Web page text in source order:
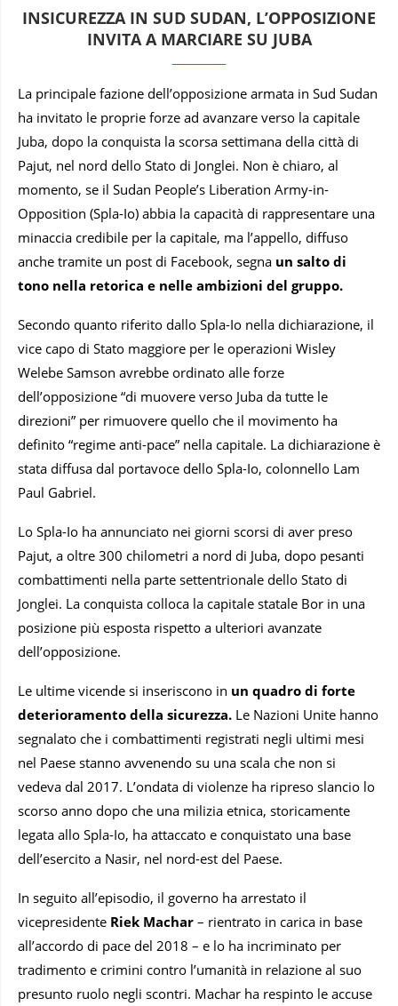
INSICUREZZA IN SUD SUDAN, L’OPPOSIZIONE
INVITA A MARCIARE SU JUBA
La principale fazione dell’opposizione armata in Sud Sudan
ha invitato le proprie forze ad avanzare verso la capitale
Juba, dopo la conquista la scorsa settimana della città di
Pajut, nel nord dello Stato di Jonglei. Non è chiaro, al
momento, se il Sudan People’s Liberation Army-in-
Opposition (Spla-Io) abbia la capacità di rappresentare una
minaccia credibile per la capitale, ma l’appello, diffuso
anche tramite un post di Facebook, segna un salto di
tono nella retorica e nelle ambizioni del gruppo.
Secondo quanto riferito dallo Spla-Io nella dichiarazione, il
vice capo di Stato maggiore per le operazioni Wisley
Welebe Samson avrebbe ordinato alle forze
dell’opposizione “di muovere verso Juba da tutte le
direzioni” per rimuovere quello che il movimento ha
definito “regime anti-pace” nella capitale. La dichiarazione è
stata diffusa dal portavoce dello Spla-Io, colonnello Lam
Paul Gabriel.
Lo Spla-Io ha annunciato nei giorni scorsi di aver preso
Pajut, a oltre 300 chilometri a nord di Juba, dopo pesanti
combattimenti nella parte settentrionale dello Stato di
Jonglei. La conquista colloca la capitale statale Bor in una
posizione più esposta rispetto a ulteriori avanzate
dell’opposizione.
Le ultime vicende si inseriscono in un quadro di forte
deterioramento della sicurezza. Le Nazioni Unite hanno
segnalato che i combattimenti registrati negli ultimi mesi
nel Paese stanno avvenendo su una scala che non si
vedeva dal 2017. L’ondata di violenze ha ripreso slancio lo
scorso anno dopo che una milizia etnica, storicamente
legata allo Spla-Io, ha attaccato e conquistato una base
dell’esercito a Nasir, nel nord-est del Paese.
In seguito all’episodio, il governo ha arrestato il
vicepresidente Riek Machar – rientrato in carica in base
all’accordo di pace del 2018 – e lo ha incriminato per
tradimento e crimini contro l’umanità in relazione al suo
presunto ruolo negli scontri. Machar ha respinto le accuse